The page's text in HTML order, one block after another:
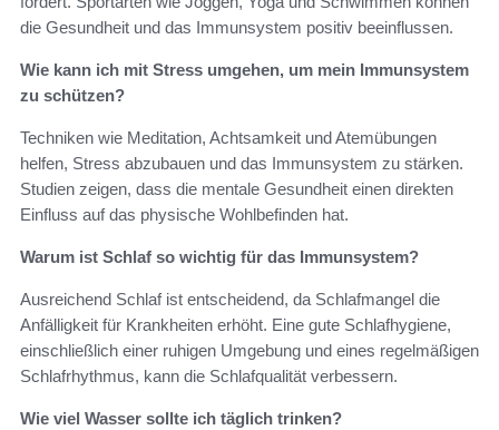
die Gesundheit und das Immunsystem positiv beeinflussen.
Wie kann ich mit Stress umgehen, um mein Immunsystem
zu schützen?
Techniken wie Meditation, Achtsamkeit und Atemübungen
helfen, Stress abzubauen und das Immunsystem zu stärken.
Studien zeigen, dass die mentale Gesundheit einen direkten
Einfluss auf das physische Wohlbefinden hat.
Warum ist Schlaf so wichtig für das Immunsystem?
Ausreichend Schlaf ist entscheidend, da Schlafmangel die
Anfälligkeit für Krankheiten erhöht. Eine gute Schlafhygiene,
einschließlich einer ruhigen Umgebung und eines regelmäßigen
Schlafrhythmus, kann die Schlafqualität verbessern.
Wie viel Wasser sollte ich täglich trinken?